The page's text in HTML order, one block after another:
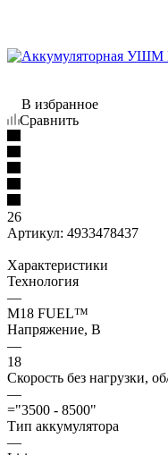
В избранное
Сравнить
26
Артикул: 4933478437
Характеристики
Технология
—
M18 FUEL™
Напряжение, В
—
18
Скорость без нагрузки,
—
="3500 - 8500"
Тип аккумулятора
—